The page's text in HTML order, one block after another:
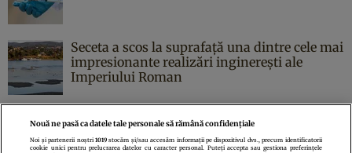
Seceta a scos la suprafață una dintre cele mai
impresionante realizări inginerești ale
Imperiului Roman
Nouă ne pasă ca datele tale personale să rămână confidențiale
Noi și partenerii noștri1019 stocăm și/sau accesăm informații pe dispozitivul dvs., precum identificatorii
cookie unici pentru prelucrarea datelor cu caracter personal. Puteți accepta sau gestiona preferințele